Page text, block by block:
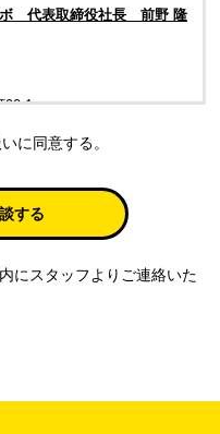
ボ 代表取締役社長 前野 隆
90-1
の利用目的
に同意する。
する
にスタッフよりご連絡いた